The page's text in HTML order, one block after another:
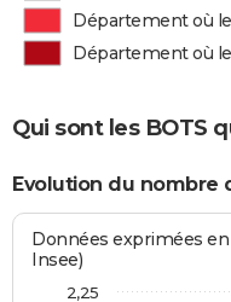
Département où
Département où
Qui sont les BOTS
Evolution du nombre
Données exprimées
Insee)
2,25